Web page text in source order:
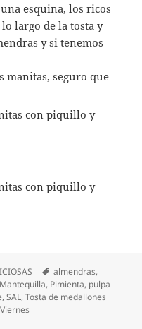
esquina, los ricos
largo de la tosta y
y si tenemos
manitas, seguro que
Etiquetas
almendras,
Mantequilla, Pimienta, pulpa
,SAL,Tosta de medallones
Viernes
de manitas con piquillo y